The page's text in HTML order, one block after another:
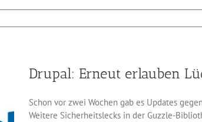
Drupal: Erneut erlauben
Schon vor zwei Wochen gab es Updates
Weitere Sicherheitslecks in der Guzzle-